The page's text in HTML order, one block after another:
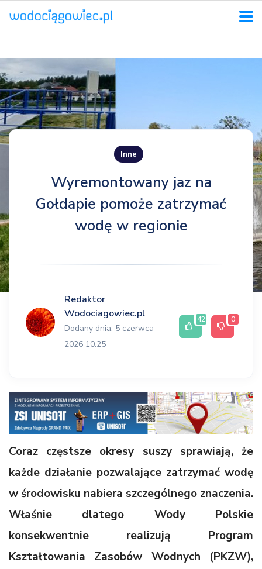
Inne
Wyremontowany jaz na
Gołdapie pomoże zatrzymać
wodę w regionie
Redaktor
Wodociagowiec.pl
Dodany dnia: 5 czerwca
2026 10:25
42 0
Coraz częstsze okresy suszy sprawiają, że
każde działanie pozwalające zatrzymać wodę
w środowisku nabiera szczególnego znaczenia.
Właśnie dlatego Wody Polskie
konsekwentnie realizują Program
Kształtowania Zasobów Wodnych (PKZW),